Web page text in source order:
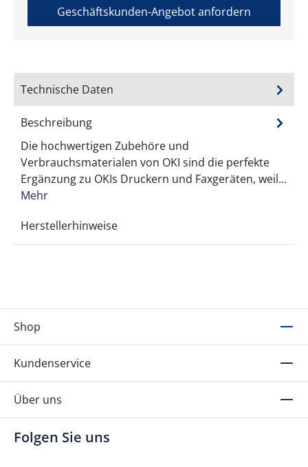
Geschäftskunden-Angebot anfordern
Technische Daten
Beschreibung
Die hochwertigen Zubehöre und
Verbrauchsmaterialen von OKI sind die perfekte
Ergänzung zu OKIs Druckern und Faxgeräten, weil…
Mehr
Herstellerhinweise
Shop
Kundenservice
Über uns
Folgen Sie uns